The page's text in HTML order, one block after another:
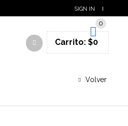
SIGN IN
0
Carrito: $0
Volver